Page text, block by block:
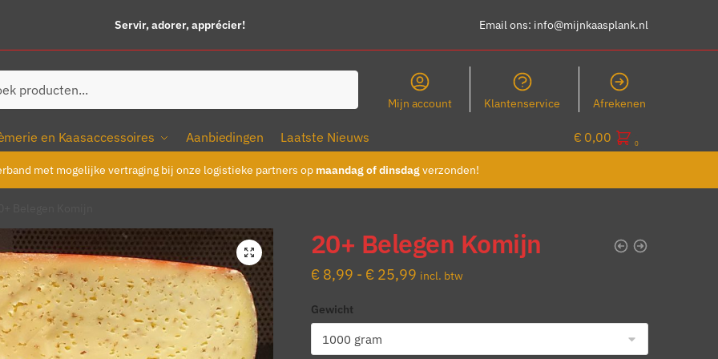
Servir, adorer, apprécier! Email ons: info@mijnkaasplank.nl
Mijn account Klantenservice Afrekenen
en Kaasaccessoires Aanbiedingen Laatste Nieuws € 0,00 0
met mogelijke vertraging bij onze logistieke partners op maandag of dinsdagverzonden!
20+ Belegen Komijn
€8,99 - €25,99Prijsklasse:
tot
incl. btw
Gewicht